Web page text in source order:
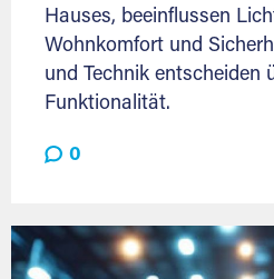
Hauses, beeinflussen
Wohnkomfort und
und Technik entscheiden
Funktionalität.
0